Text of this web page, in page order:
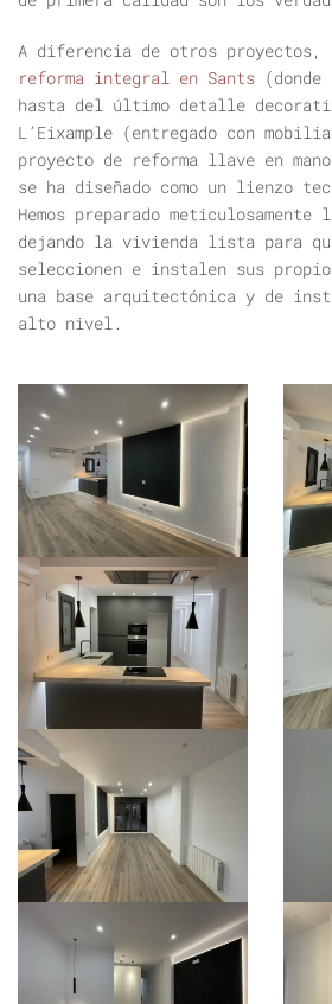
A diferencia de otros proyectos,
reforma integral en Sants (donde
hasta del último detalle
L’Eixample (entregado con
proyecto de reforma llave en mano
se ha diseñado como un lienzo
Hemos preparado meticulosamente
dejando la vivienda lista para
seleccionen e instalen sus
una base arquitectónica y de
alto nivel.